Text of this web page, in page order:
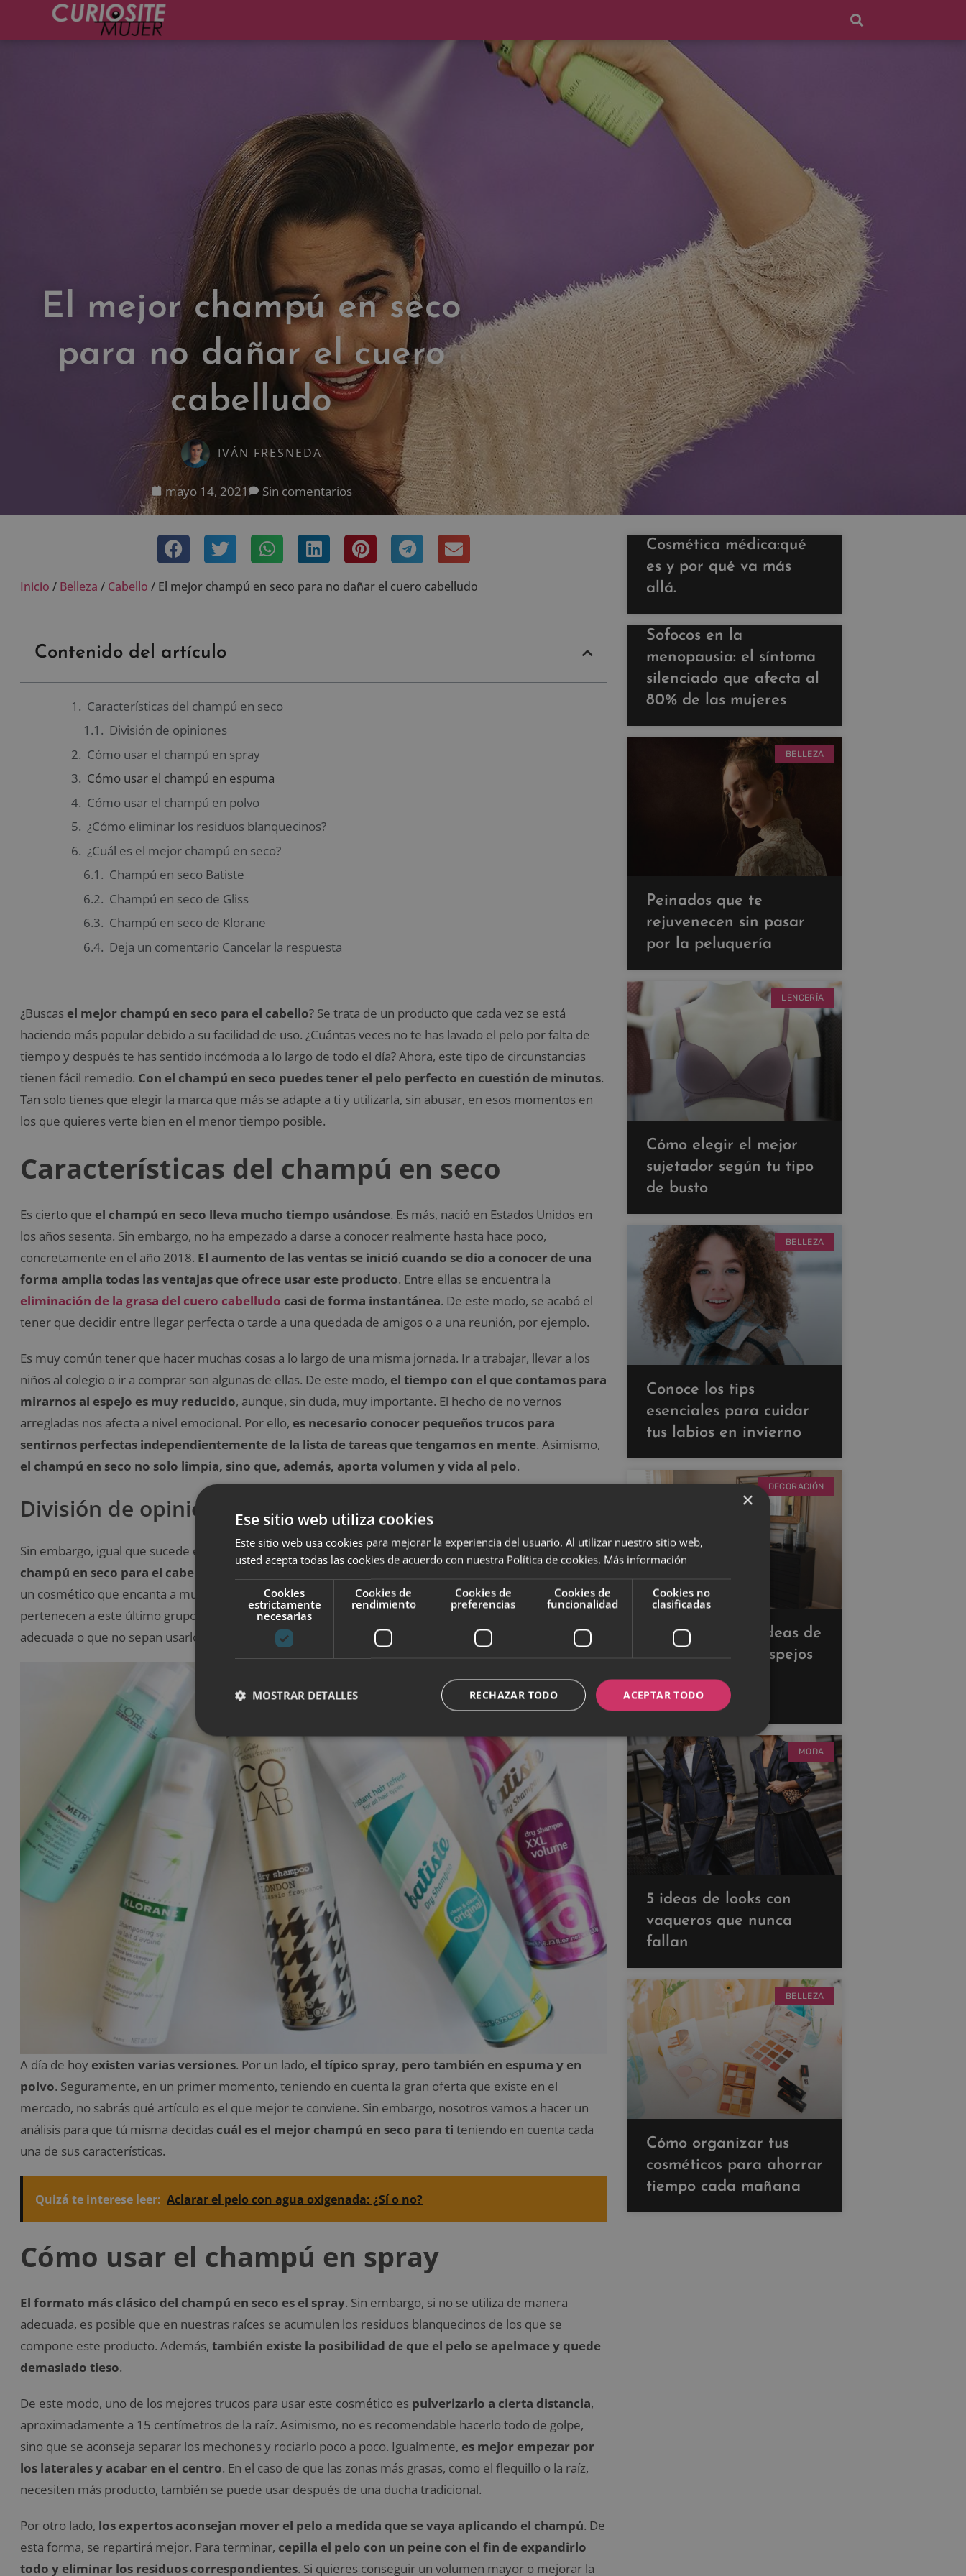
El mejor champú en seco
para no dañar el cuero
cabelludo
IVÁN FRESNEDA
mayo 14, 2021 Sin comentarios
Inicio / Belleza / Cabello / El mejor champú en seco para no dañar el cuero cabelludo
Contenido del artículo
Características del champú en seco
División de opiniones
Cómo usar el champú en spray
Cómo usar el champú en espuma
Cómo usar el champú en polvo
¿Cómo eliminar los residuos blanquecinos?
¿Cuál es el mejor champú en seco?
Champú en seco Batiste
Champú en seco de Gliss
Champú en seco de Klorane
Deja un comentario Cancelar la respuesta
¿Buscas el mejor champú en seco para el cabello? Se trata de un producto que cada vez se está
haciendo más popular debido a su facilidad de uso. ¿Cuántas veces no te has lavado el pelo por falta de
tiempo y después te has sentido incómoda a lo largo de todo el día? Ahora, este tipo de circunstancias
tienen fácil remedio. Con el champú en seco puedes tener el pelo perfecto en cuestión de minutos.
Tan solo tienes que elegir la marca que más se adapte a ti y utilizarla, sin abusar, en esos momentos en
los que quieres verte bien en el menor tiempo posible.
Características del champú en seco
Es cierto que el champú en seco lleva mucho tiempo usándose. Es más, nació en Estados Unidos en
los años sesenta. Sin embargo, no ha empezado a darse a conocer realmente hasta hace poco,
concretamente en el año 2018. El aumento de las ventas se inició cuando se dio a conocer de una
forma amplia todas las ventajas que ofrece usar este producto. Entre ellas se encuentra la
eliminación de la grasa del cuero cabelludo casi de forma instantánea. De este modo, se acabó el
tener que decidir entre llegar perfecta o tarde a una quedada de amigos o a una reunión, por ejemplo.
Es muy común tener que hacer muchas cosas a lo largo de una misma jornada. Ir a trabajar, llevar a los
niños al colegio o ir a comprar son algunas de ellas. De este modo, el tiempo con el que contamos para
mirarnos al espejo es muy reducido, aunque, sin duda, muy importante. El hecho de no vernos
arregladas nos afecta a nivel emocional. Por ello, es necesario conocer pequeños trucos para
sentirnos perfectas independientemente de la lista de tareas que tengamos en mente. Asimismo,
el champú en seco no solo limpia, sino que, además, aporta volumen y vida al pelo.
División de opiniones
Sin embargo, igual que sucede en otros productos, no solo crea división de opiniones elegir el mejor
champú en seco para el cabello, sino también la pregunta de si es recomendable o no
un cosmético que encanta a muchas personas, mientras que otras lo rechazan sin dudarlo. Ahora, las que
pertenecen a este último grupo quizá el único problema que tengan sea que no han dado con la marca
adecuada o que no sepan usarlo de la manera que corresponde.
A día de hoy existen varias versiones. Por un lado, el típico spray, pero también en espuma y en
polvo. Seguramente, en un primer momento, teniendo en cuenta la gran oferta que existe en el
mercado, no sabrás qué artículo es el que mejor te conviene. Sin embargo, nosotros vamos a hacer un
análisis para que tú misma decidas cuál es el mejor champú en seco para ti teniendo en cuenta cada
una de sus características.
Quizá te interese leer: Aclarar el pelo con agua oxigenada: ¿Sí o no?
Cómo usar el champú en spray
El formato más clásico del champú en seco es el spray. Sin embargo, si no se utiliza de manera
adecuada, es posible que en nuestras raíces se acumulen los residuos blanquecinos de los que se
compone este producto. Además, también existe la posibilidad de que el pelo se apelmace y quede
demasiado tieso.
De este modo, uno de los mejores trucos para usar este cosmético es pulverizarlo a cierta distancia,
aproximadamente a 15 centímetros de la raíz. Asimismo, no es recomendable hacerlo todo de golpe,
sino que se aconseja separar los mechones y rociarlo poco a poco. Igualmente, es mejor empezar por
los laterales y acabar en el centro. En el caso de que las zonas más grasas, como el flequillo o la raíz,
necesiten más producto, también se puede usar después de una ducha tradicional.
Por otro lado, los expertos aconsejan mover el pelo a medida que se vaya aplicando el champú. De
esta forma, se repartirá mejor. Para terminar, cepilla el pelo con un peine con el fin de expandirlo
todo y eliminar los residuos correspondientes. Si quieres conseguir un volumen mayor o mejorar la
Cosmética médica:qué
es y por qué va más
allá.
Sofocos en la
menopausia: el síntoma
silenciado que afecta al
80% de las mujeres
BELLEZA
Peinados que te
rejuvenecen sin pasar
por la peluquería
LENCERÍA
Cómo elegir el mejor
sujetador según tu tipo
de busto
BELLEZA
Conoce los tips
esenciales para cuidar
tus labios en invierno
DECORACIÓN
Descubre estas ideas de
decoración con espejos
para ampliar tus
espacios
MODA
5 ideas de looks con
vaqueros que nunca
fallan
BELLEZA
Cómo organizar tus
cosméticos para ahorrar
tiempo cada mañana
×
Ese sitio web utiliza cookies
Este sitio web usa cookies para mejorar la experiencia del usuario. Al utilizar nuestro sitio web,
usted acepta todas las cookies de acuerdo con nuestra Política de cookies. Más información
Cookies
estrictamente
necesarias
Cookies de
rendimiento
Cookies de
preferencias
Cookies de
funcionalidad
Cookies no
clasificadas
ACEPTAR TODO
RECHAZAR TODO
MOSTRAR DETALLES